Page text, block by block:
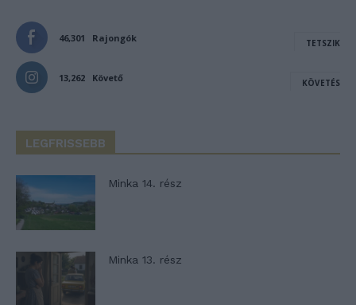
46,301 Rajongók TETSZIK
13,262 Követő KÖVETÉS
LEGFRISSEBB
Minka 14. rész
Minka 13. rész